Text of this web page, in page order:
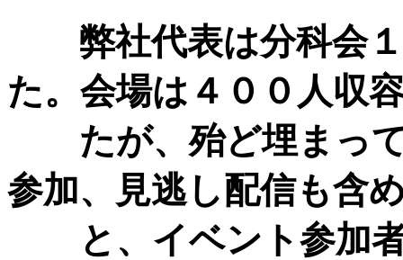
弊社代表は分科会１
た。会場は４００人収
たが、殆ど埋まって
参加、見逃し配信も含
と、イベント参加者